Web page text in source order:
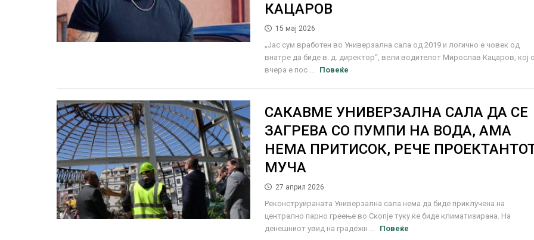
КАЦАРОВ
15 мај 2026
„Јас сум вработен во Универзална сала од 2019 и логично е човек од
внатре да биде в. д. директор“, вели водителот Мирослав Кацаров, кој
вчера е пос ...
Повеќе
САКАВМЕ УНИВЕРЗАЛНА САЛА ДА СЕ
ЗАГРЕВА СО ПУМПИ НА ВОДА, АМА
НЕМА ПРИТИСОК, РЕЧЕ
МУЧА
27 април 2026
Реконструираната Универзална сала нема да биде приклучена на
централно парно греење во Скопје туку ќе биде климатизирана. На
денешниот увид на градежн ...
Повеќе